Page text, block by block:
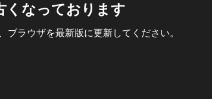
くなっております
ラウザを最新版に更新してください。